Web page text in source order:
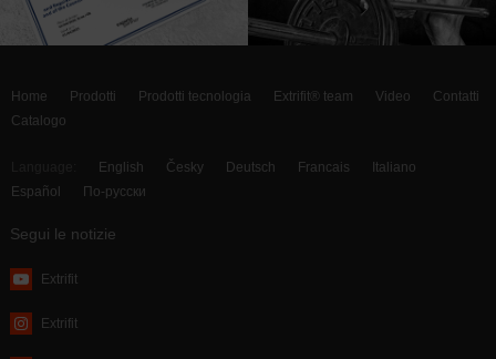
Home Prodotti Prodotti tecnologia Extrifit® team Video
Contatti
Catalogo
English Česky Deutsch Francais
Italiano
Español
По-русски
Segui le notizie
Extrifit
Extrifit